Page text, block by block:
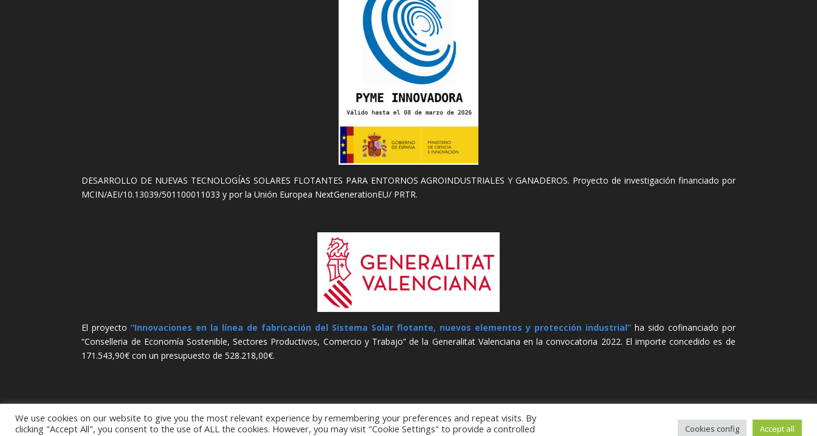
DESARROLLO DE NUEVAS TECNOLOGÍAS SOLARES FLOTANTES PARA ENTORNOS AGROINDUSTRIALES Y GANADEROS. Proyecto de investigación financiado por
MCIN/AEI/10.13039/501100011033 y por la Unión Europea NextGenerationEU/ PRTR.
El proyecto“Innovaciones en la línea de fabricación del Sistema Solar flotante, nuevos elementos y protección industrial”ha sido cofinanciado por
“Conselleria de Economía Sostenible, Sectores Productivos, Comercio y Trabajo” de la Generalitat Valenciana en la convocatoria 2022. El importe concedido es de
171.543,90€ con un presupuesto de 528.218,00€.
We use cookies on our website to give you the most relevant experience by remembering your preferences and repeat visits. By
clicking "Accept All", you consent to the use of ALL the cookies. However, you may visit "Cookie Settings" to provide a controlled
Cookies config Accept all